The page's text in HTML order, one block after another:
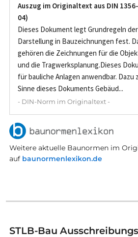
Auszug im Originaltext aus DIN
04)
Dieses Dokument legt Grundregeln der
Darstellung in Bauzeichnungen fest.
gehören die Zeichnungen für die
und die Tragwerksplanung.Dieses
für bauliche Anlagen anwendbar. Dazu
Sinne dieses Dokuments Gebäud...
- DIN-Norm im Originaltext -
Weitere aktuelle Baunormen im
auf baunormenlexikon.de
STLB-Bau